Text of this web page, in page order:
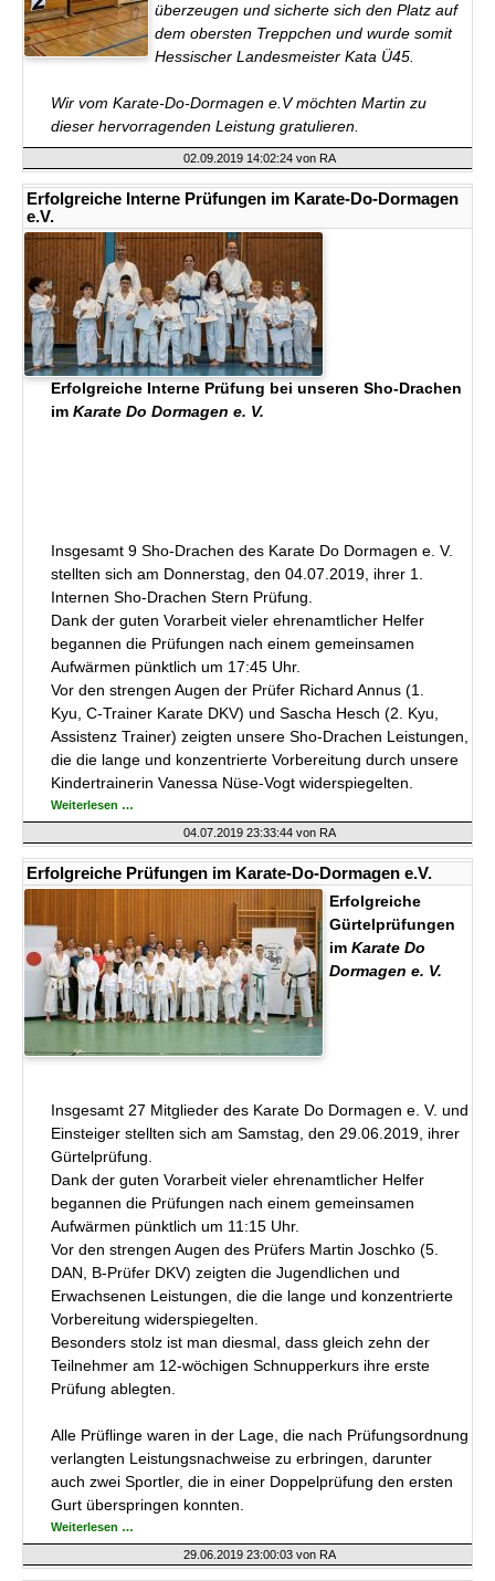
überzeugen und sicherte sich den Platz auf
dem obersten Treppchen und wurde somit
Hessischer Landesmeister Kata Ü45.
Wir vom Karate-Do-Dormagen e.V möchten Martin zu
dieser hervorragenden Leistung gratulieren.
02.09.2019 14:02:24 von RA
Erfolgreiche Interne Prüfungen im Karate-Do-Dormagen
e.V.
Erfolgreiche Interne Prüfung bei unseren Sho-Drachen
im Karate Do Dormagen e. V.
Insgesamt 9 Sho-Drachen des Karate Do Dormagen e. V.
stellten sich am Donnerstag, den 04.07.2019, ihrer 1.
Internen Sho-Drachen Stern Prüfung.
Dank der guten Vorarbeit vieler ehrenamtlicher Helfer
begannen die Prüfungen nach einem gemeinsamen
Aufwärmen pünktlich um 17:45 Uhr.
Vor den strengen Augen der Prüfer Richard Annus (1.
Kyu, C-Trainer Karate DKV) und Sascha Hesch (2. Kyu,
Assistenz Trainer) zeigten unsere Sho-Drachen Leistungen,
die die lange und konzentrierte Vorbereitung durch unsere
Kindertrainerin Vanessa Nüse-Vogt widerspiegelten.
Weiterlesen …
Prüfungen
im
Do-
Dormagen
e.V.
04.07.2019 23:33:44 von RA
Erfolgreiche Prüfungen im Karate-Do-Dormagen e.V.
Erfolgreiche
Gürtelprüfungen
im Karate Do
Dormagen e. V.
Insgesamt 27 Mitglieder des Karate Do Dormagen e. V. und
Einsteiger stellten sich am Samstag, den 29.06.2019, ihrer
Gürtelprüfung.
Dank der guten Vorarbeit vieler ehrenamtlicher Helfer
begannen die Prüfungen nach einem gemeinsamen
Aufwärmen pünktlich um 11:15 Uhr.
Vor den strengen Augen des Prüfers Martin Joschko (5.
DAN, B-Prüfer DKV) zeigten die Jugendlichen und
Erwachsenen Leistungen, die die lange und konzentrierte
Vorbereitung widerspiegelten.
Besonders stolz ist man diesmal, dass gleich zehn der
Teilnehmer am 12-wöchigen Schnupperkurs ihre erste
Prüfung ablegten.
Alle Prüflinge waren in der Lage, die nach Prüfungsordnung
verlangten Leistungsnachweise zu erbringen, darunter
auch zwei Sportler, die in einer Doppelprüfung den ersten
Gurt überspringen konnten.
Weiterlesen …
im
Karate-
29.06.2019 23:00:03 von RA